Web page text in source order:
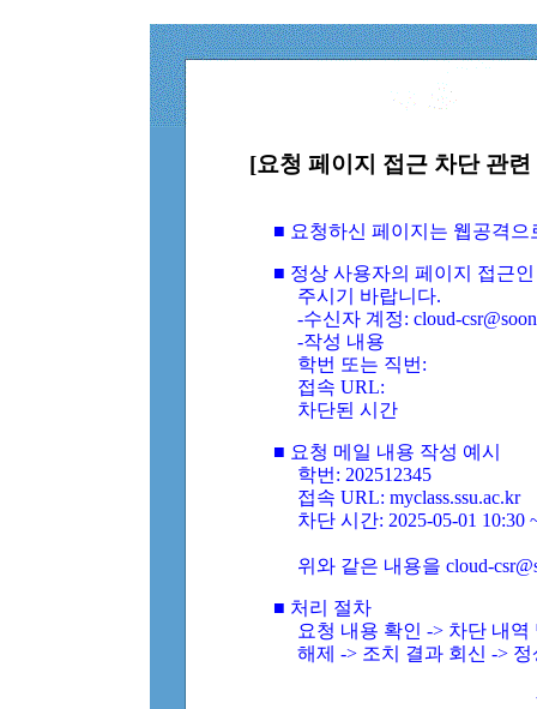
[요청 페이지 접근 차단 관
■ 요청하신 페이지는 웹공격
■ 정상 사용자의 페이지 접근
주시기 바랍니다.
-수신자 계정: cloud-
-작성 내용
학번 또는 직번:
접속 URL:
차단된 시간
■ 요청 메일 내용 작성 예시
학번: 202512345
접속 URL: myclass.ssu.ac.kr
차단 시간: 2025-05-01 10:30
위와 같은 내용을 cloud-
■ 처리 절차
요청 내용 확인 -> 차단 내
해제 -> 조치 결과 회신 ->